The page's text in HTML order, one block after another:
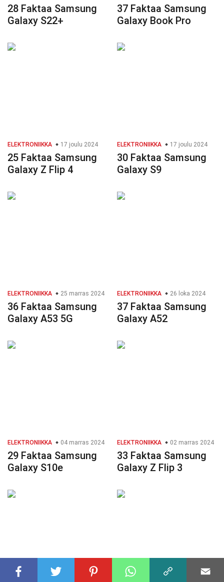
28 Faktaa Samsung
Galaxy S22+
37 Faktaa Samsung
Galaxy Book Pro
ELEKTRONIIKKA 17 joulu 2024
25 Faktaa Samsung
Galaxy Z Flip 4
ELEKTRONIIKKA 17 joulu 2024
30 Faktaa Samsung
Galaxy S9
ELEKTRONIIKKA 25 marras 2024
36 Faktaa Samsung
Galaxy A53 5G
ELEKTRONIIKKA 26 loka 2024
37 Faktaa Samsung
Galaxy A52
ELEKTRONIIKKA 04 marras 2024
29 Faktaa Samsung
Galaxy S10e
ELEKTRONIIKKA 02 marras 2024
33 Faktaa Samsung
Galaxy Z Flip 3